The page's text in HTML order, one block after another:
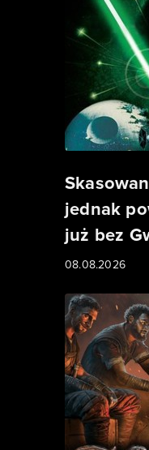
jednak
już bez
08.08.2026